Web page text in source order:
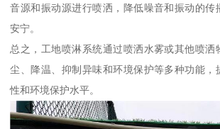
音源和振动源进行喷洒，降低噪音和振动的传
安宁。
总之，工地喷淋系统通过喷洒水雾或其他喷洒
尘、降温、抑制异味和环境保护等多种功能，
性和环境保护水平。